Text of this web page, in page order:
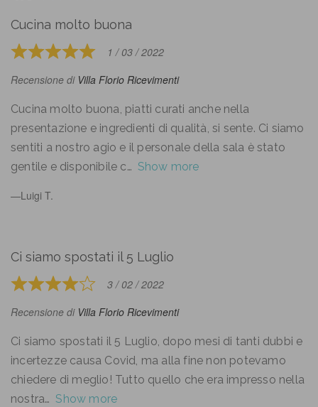
out
of
Cucina molto buona
Rated
5
of
5
1 / 03 / 2022
Recensione di Villa Florio Ricevimenti
Cucina molto buona, piatti curati anche nella
presentazione e ingredienti di qualità, si sente. Ci siamo
sentiti a nostro agio e il personale della sala è stato
gentile e disponibile c
Show more
Luigi T.
Ci siamo spostati il 5 Luglio
Rated
4
of
5
3 / 02 / 2022
Recensione di Villa Florio Ricevimenti
Ci siamo spostati il 5 Luglio, dopo mesi di tanti dubbi e
incertezze causa Covid, ma alla fine non potevamo
chiedere di meglio! Tutto quello che era impresso nella
nostra
Show more